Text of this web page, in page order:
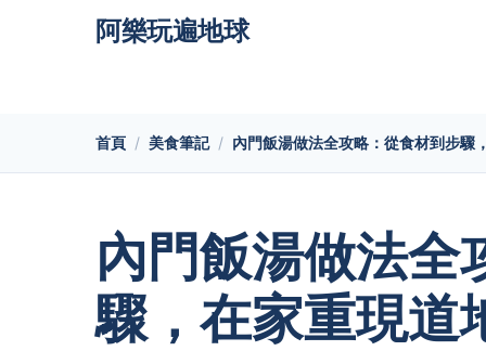
阿樂玩遍地球
首頁 美食筆記 內門飯湯做法全攻略：從食材到步驟
內門飯湯做法全
驟，在家重現道